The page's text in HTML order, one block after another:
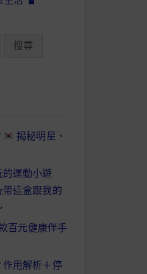
揭秘明星、
運動小遊
這盒跟我的
百元健康伴手
用解析＋停